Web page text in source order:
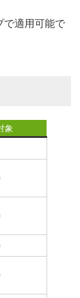
で適用可能で
象